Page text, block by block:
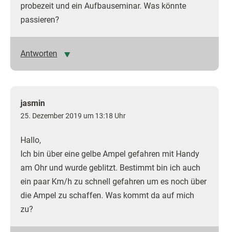
probezeit und ein Aufbauseminar. Was könnte
passieren?
Antworten
jasmin
25. Dezember 2019 um 13:18 Uhr
Hallo,
Ich bin über eine gelbe Ampel gefahren mit Handy
am Ohr und wurde geblitzt. Bestimmt bin ich auch
ein paar Km/h zu schnell gefahren um es noch über
die Ampel zu schaffen. Was kommt da auf mich
zu?